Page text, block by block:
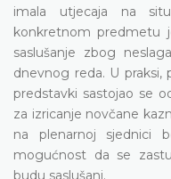
imala utjecaja na
konkretnom predmetu
saslušanje zbog
dnevnog reda. U
predstavki sastojao se
za izricanje novčane
na plenarnoj sjednici
mogućnost da se
budu saslušani.